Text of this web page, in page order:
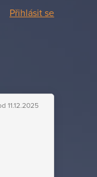
Přihlásit se
11.12.2025